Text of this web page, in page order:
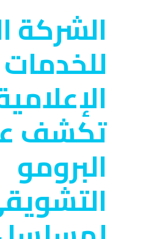
الشركة
للخدمات
تكشف
البرومو